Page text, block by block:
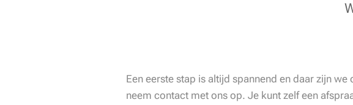
Een eerste stap is altijd spannend en daar zijn
neem contact met ons op. Je kunt zelf een